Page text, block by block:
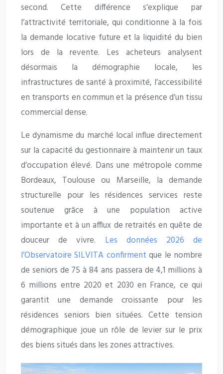
second. Cette différence s’explique par
l’attractivité territoriale, qui conditionne à la fois
la demande locative future et la liquidité du bien
lors de la revente. Les acheteurs analysent
désormais la démographie locale, les
infrastructures de santé à proximité, l’accessibilité
en transports en commun et la présence d’un tissu
commercial dense.
Le dynamisme du marché local influe directement
sur la capacité du gestionnaire à maintenir un taux
d’occupation élevé. Dans une métropole comme
Bordeaux, Toulouse ou Marseille, la demande
structurelle pour les résidences services reste
soutenue grâce à une population active
importante et à un afflux de retraités en quête de
douceur de vivre. Les données 2026 de
l’Observatoire SILVITA confirment que le nombre
de seniors de 75 à 84 ans passera de 4,1 millions à
6 millions entre 2020 et 2030 en France, ce qui
garantit une demande croissante pour les
résidences seniors bien situées. Cette tension
démographique joue un rôle de levier sur le prix
des biens situés dans les zones attractives.